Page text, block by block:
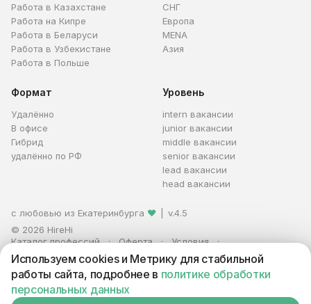
Работа в Казахстане
Работа на Кипре
Работа в Беларуси
Работа в Узбекистане
Работа в Польше
СНГ
Европа
MENA
Азия
Формат
Удалённо
В офисе
Гибрид
удалённо по РФ
Уровень
intern вакансии
junior вакансии
middle вакансии
senior вакансии
lead вакансии
head вакансии
с любовью из Екатеринбурга ❤
v.4.5
© 2026 HireHi
Каталог профессий
Оферта
Условия
Персональные данные
Реклама
ИП Захаров Антон Алексеевич · ИНН 663005711880 · ОГРНИП
321665800059102
Используем cookies и Метрику для стабильной
работы сайта, подробнее в политике обработки
персональных данных